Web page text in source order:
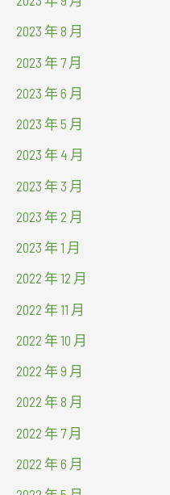
2023 年 8 月
2023 年 7 月
2023 年 6 月
2023 年 5 月
2023 年 4 月
2023 年 3 月
2023 年 2 月
2023 年 1 月
2022 年 12 月
2022 年 11 月
2022 年 10 月
2022 年 9 月
2022 年 8 月
2022 年 7 月
2022 年 6 月